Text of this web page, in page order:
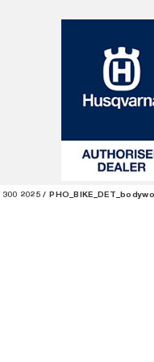
300 2025